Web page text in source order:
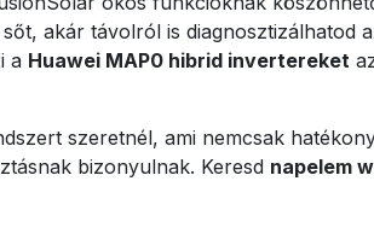
akár távolról is diagnosztizálhatod
a Huawei MAP0 hibrid invertereket
szeretnél, ami nemcsak
bizonyulnak. Keresd napelem